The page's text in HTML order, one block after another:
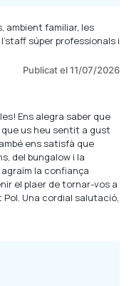
ambient familiar, les
súper professionals i
Publicat el 11/07/2026
Ens alegra saber que
us heu sentit a gust
ens satisfà que
del bungalow i la
la confiança
el plaer de tornar-vos a
Pol. Una cordial salutació,